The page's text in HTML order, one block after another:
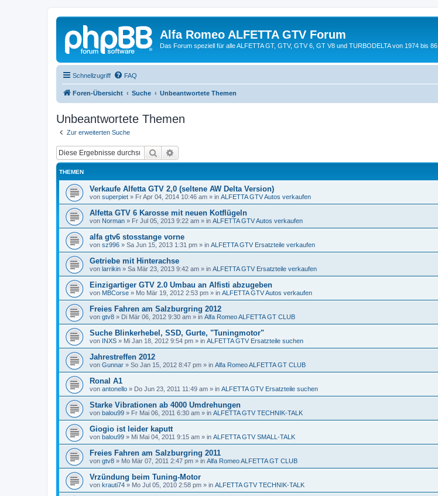
Alfa Romeo ALFETTA GTV Forum
Das Forum speziell für alle ALFETTA GT, GTV, GTV 6, GT V8 und TURBODELTA von 1974 bis 86
Schnellzugriff FAQ
Foren-Übersicht Suche Unbeantwortete Themen
Unbeantwortete Themen
Zur erweiterten Suche
Suche
THEMEN
Verkaufe Alfetta GTV 2,0 (seltene AW Delta Version)
von superpiet » Fr Apr 04, 2014 10:46 am » in ALFETTA GTV Autos verkaufen
Alfetta GTV 6 Karosse mit neuen Kotflügeln
von Norman » Fr Jul 05, 2013 9:22 am » in ALFETTA GTV Autos verkaufen
alfa gtv6 stosstange vorne
von sz996 » Sa Jun 15, 2013 1:31 pm » in ALFETTA GTV Ersatzteile verkaufen
Getriebe mit Hinterachse
von larrikin » Sa Mär 23, 2013 9:42 am » in ALFETTA GTV Ersatzteile verkaufen
Einzigartiger GTV 2.0 Umbau an Alfisti abzugeben
von MBCorse » Mo Mär 19, 2012 2:53 pm » in ALFETTA GTV Autos verkaufen
Freies Fahren am Salzburgring 2012
von gtv8 » Di Mär 06, 2012 9:30 am » in Alfa Romeo ALFETTA GT CLUB
Suche Blinkerhebel, SSD, Gurte, "Tuningmotor"
von INXS » Mi Jan 18, 2012 9:54 pm » in ALFETTA GTV Ersatzteile suchen
Jahrestreffen 2012
von Gunnar » So Jan 15, 2012 8:47 pm » in Alfa Romeo ALFETTA GT CLUB
Ronal A1
von antonello » Do Jun 23, 2011 11:49 am » in ALFETTA GTV Ersatzteile suchen
Starke Vibrationen ab 4000 Umdrehungen
von balou99 » Fr Mai 06, 2011 6:30 am » in ALFETTA GTV TECHNIK-TALK
Giogio ist leider kaputt
von balou99 » Mi Mai 04, 2011 9:15 am » in ALFETTA GTV SMALL-TALK
Freies Fahren am Salzburgring 2011
von gtv8 » Mo Mär 07, 2011 2:47 pm » in Alfa Romeo ALFETTA GT CLUB
Vrzündung beim Tuning-Motor
von krauti74 » Mo Jul 05, 2010 2:58 pm » in ALFETTA GTV TECHNIK-TALK